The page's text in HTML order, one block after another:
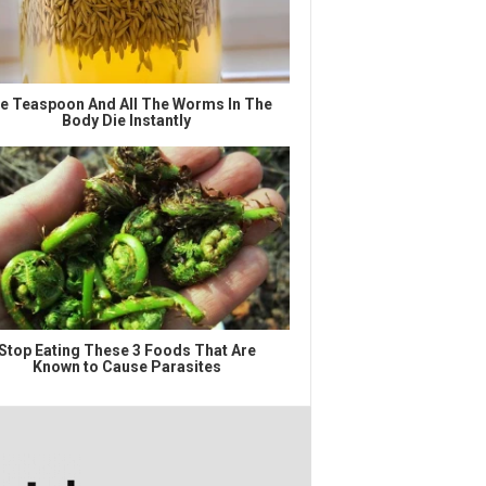
Teaspoon And All The Worms In The
Body Die Instantly
Eating These 3 Foods That Are
Known to Cause Parasites